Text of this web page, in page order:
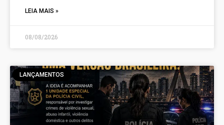
LEIA MAIS »
08/08/2026
LANÇAMENTOS